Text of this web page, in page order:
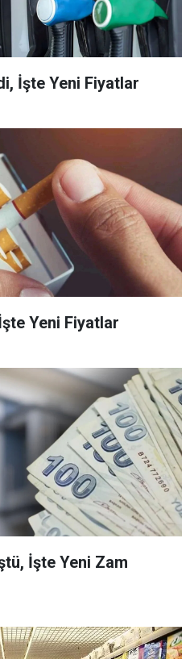
İşte Yeni Fiyatlar
Yeni Fiyatlar
İşte Yeni Zam